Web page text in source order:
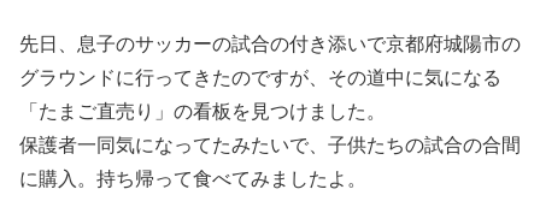
先日、息子のサッカーの試合の付き添いで京都府城陽市の
グラウンドに行ってきたのですが、その道中に気になる
「たまご直売り」の看板を見つけました。
保護者一同気になってたみたいで、子供たちの試合の合間
に購入。持ち帰って食べてみましたよ。